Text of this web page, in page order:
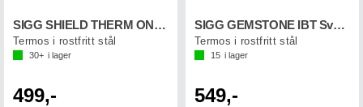
SIGG SHIELD THERM ONE Morning Blue 0,75L
Termos i rostfritt stål
30+ i lager
499,-
SIGG GEMSTONE IBT Svart 1,1L
Termos i rostfritt stål
15 i lager
549,-